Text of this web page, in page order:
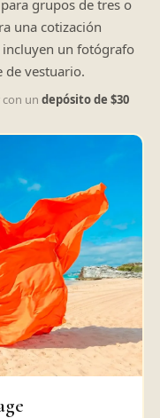
grupos de tres o
una cotización
incluyen un fotógrafo
de vestuario.
un depósito de $30